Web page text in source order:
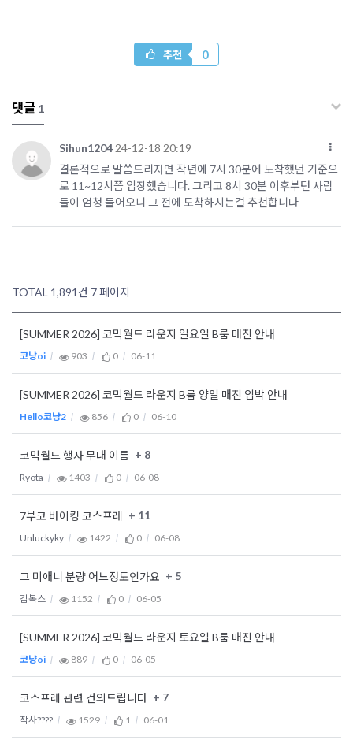
추천 0
댓글 1
Sihun1204 24-12-18 20:19
결론적으로 말씀드리자면 작년에 7시 30분에 도착했던 기준으
로 11~12시쯤 입장했습니다. 그리고 8시 30분 이후부턴 사람
들이 엄청 들어오니 그 전에 도착하시는걸 추천합니다
TOTAL 1,891건 7 페이지
[SUMMER 2026] 코믹월드 라운지 일요일 B룸 매진 안내
코냥oi 903 0 06-11
[SUMMER 2026] 코믹월드 라운지 B룸 양일 매진 임박 안내
Hello코냥2 856 0 06-10
코믹월드 행사 무대 이름 + 8
Ryota 1403 0 06-08
7부코 바이킹 코스프레 + 11
Unluckyky 1422 0 06-08
그 미애니 분량 어느정도인가요 + 5
김복스 1152 0 06-05
[SUMMER 2026] 코믹월드 라운지 토요일 B룸 매진 안내
코냥oi 889 0 06-05
코스프레 관련 건의드립니다 + 7
작사???? 1529 1 06-01